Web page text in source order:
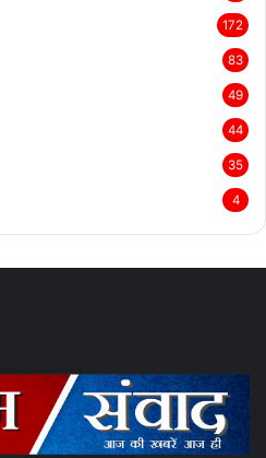
172
83
49
44
35
4